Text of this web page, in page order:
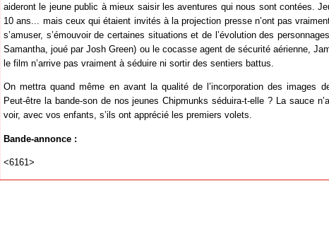
aideront le jeune public à mieux saisir les aventures qui nous sont contées.
10 ans... mais ceux qui étaient invités à la projection presse n’ont pas
s’amuser, s’émouvoir de certaines situations et de l’évolution des
Samantha, joué par Josh Green) ou le cocasse agent de sécurité aérienne,
le film n’arrive pas vraiment à séduire ni sortir des sentiers battus.
On mettra quand même en avant la qualité de l’incorporation des images
Peut-être la bande-son de nos jeunes Chipmunks séduira-t-elle ? La sauce
voir, avec vos enfants, s’ils ont apprécié les premiers volets.
Bande-annonce :
<6161>